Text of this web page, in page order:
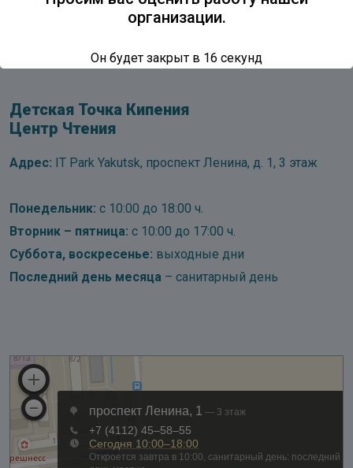
Детская Точка Кипения
Центр Чтения
Адрес: IT Park Yakutsk, проспект Ленина, д. 1, 3 этаж
Понедельник: с 10:00 до 18:00 ч.
Вторник – пятница: с 10:00 до 17:00 ч.
Суббота, воскресенье: выходные дни
Последний день месяца – санитарный день
организации.
Он будет закрыт в 15 секунд